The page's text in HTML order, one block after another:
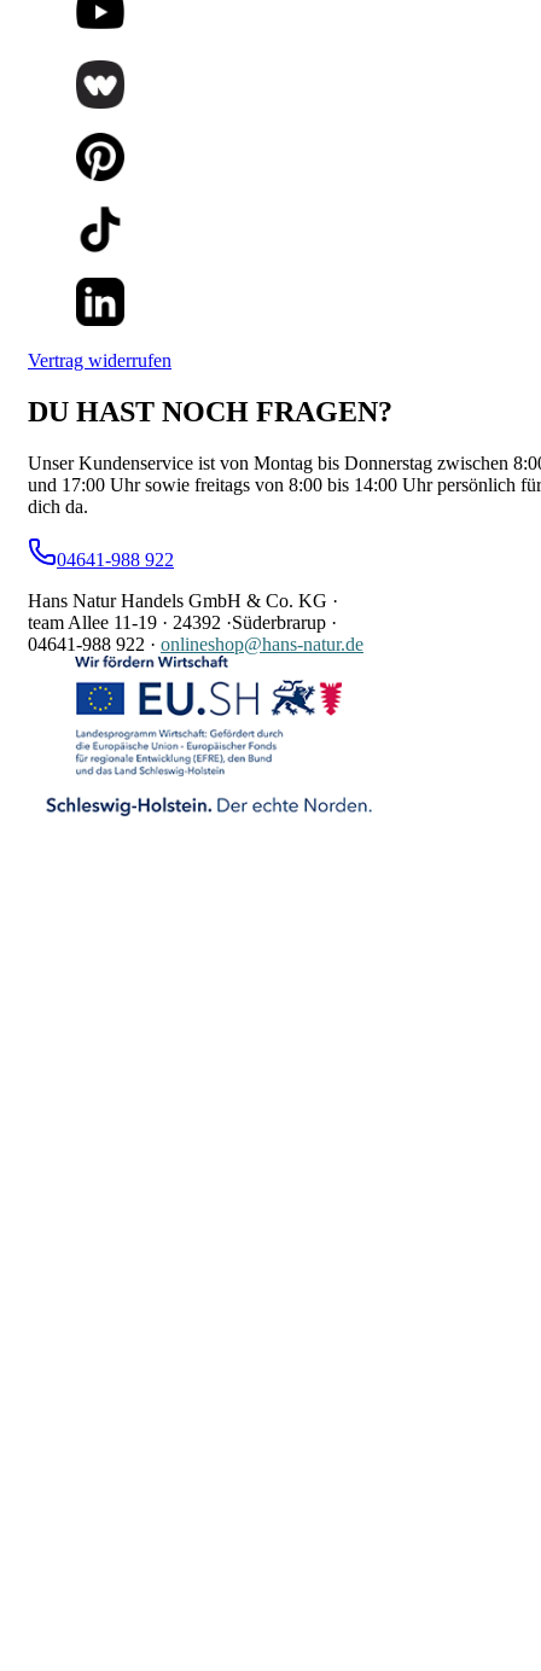
Vertrag widerrufen
DU HAST NOCH FRAGEN?
Unser Kundenservice ist von Montag bis Donnerstag zwischen
und 17:00 Uhr sowie freitags von 8:00 bis 14:00 Uhr persönlich für
dich da.
04641-988 922
Hans Natur Handels GmbH & Co. KG ·
team Allee 11-19 · 24392 ·Süderbrarup ·
04641-988 922 · onlineshop@hans-natur.de